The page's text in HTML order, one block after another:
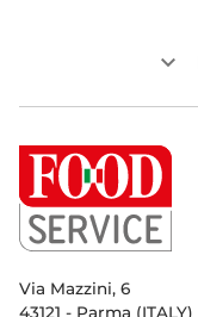
keyboard_arrow_down
Via Mazzini, 6
43121 - Parma (ITALY)